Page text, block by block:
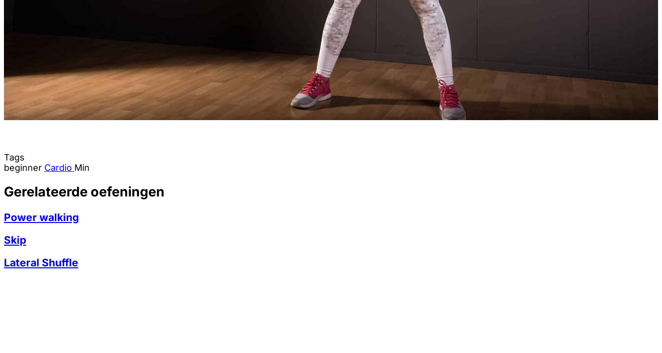
Tags
beginner Cardio Min
Gerelateerde oefeningen
Power walking
Skip
Lateral Shuffle